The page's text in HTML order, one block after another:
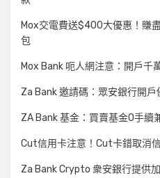
Mox交電費送$400大優惠！賺
包
Mox Bank 呃人網注意：開戶千
Za Bank 邀請碼：眾安銀行開
ZA Bank 基金：買賣基金0手續
Cut信用卡注意！Cut卡錯取消
Za Bank Crypto 衆安銀行提供